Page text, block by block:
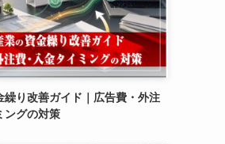
繰り改善ガイド｜広告費・外注
ングの対策